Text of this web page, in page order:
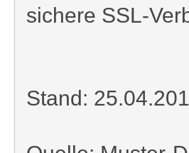
sichere SSL-
Stand: